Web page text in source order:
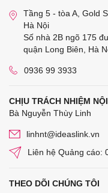
Tầng 5 - tòa A, Gold
Hà Nội
Số nhà 2B ngõ 175
quận Long Biên, Hà
0936 99 3933
CHỊU TRÁCH NHIỆM
Bà Nguyễn Thùy Linh
linhnt@ideaslink.vn
Liên hệ Quảng cáo:
THEO DÕI CHÚNG TÔI